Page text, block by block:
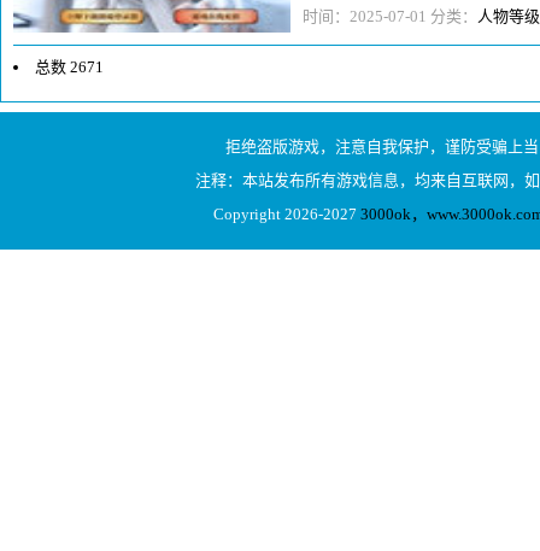
精英怪时，我们陷入了苦战。我
时间：2025-07-01 分类： 人物等级
总数 2671
1
拒绝盗版游戏，注意自我保护，谨防受骗上
注释：本站发布所有游戏信息，均来自互联网，
Copyright 2026-2027 3000ok，